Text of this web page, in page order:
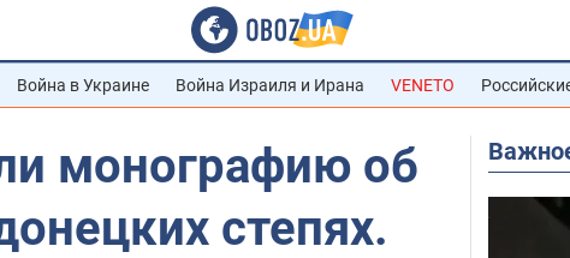
Война в Украине Война Израиля и Ирана VENETO
монографию об
степях.